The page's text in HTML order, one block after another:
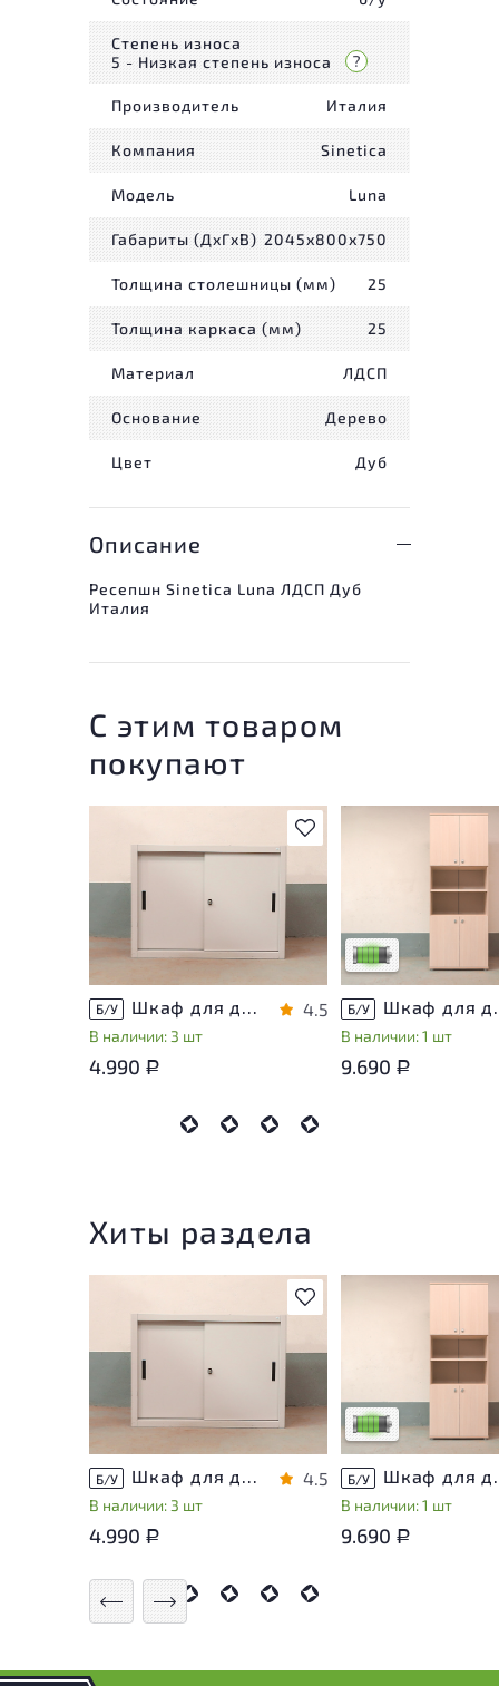
Степень износа
5 - Низкая степень износа
Производитель Италия
Компания Sinetica
Модель Luna
Габариты (ДxГxВ) 2045x800x750
Толщина столешницы (мм) 25
Толщина каркаса (мм) 25
Материал ЛДСП
Основание Дерево
Цвет Дуб
Описание
Ресепшн Sinetica Luna ЛДСП Дуб
Италия
С этим товаром
покупают
В избранное
Б/У Шкаф для документов Металл
В наличии: 3 шт
4.5
4.990 Р
незначительные
эксплуатации, не
использования
Низкая степень
Б/У Шкаф для
В наличии: 1 шт
9.690 Р
Хиты раздела
В избранное
Б/У Шкаф для документов Металл
В наличии: 3 шт
4.5
4.990 Р
незначительные
эксплуатации, не
использования
Низкая степень
Б/У Шкаф для
В наличии: 1 шт
9.690 Р